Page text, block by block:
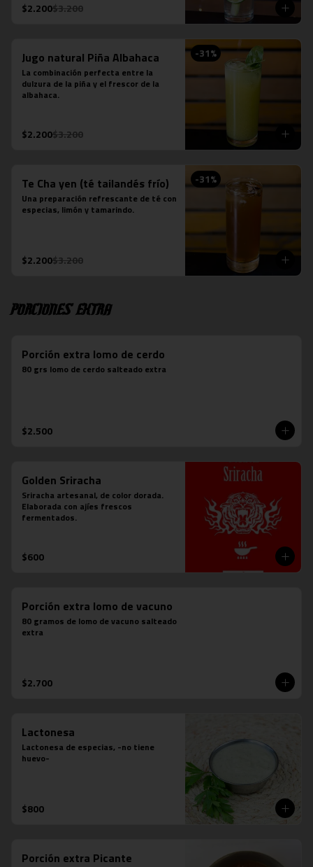
$2.200$3.200
-31%
Jugo natural Piña Albahaca
La combinación perfecta entre la
dulzura de la piña y el frescor de la
albahaca.
$2.200$3.200
-31%
Te Cha yen (té tailandés frío)
Una preparación refrescante de té con
especias, limón y tamarindo.
$2.200$3.200
Porciones Extra
Porción extra lomo de cerdo
80 grs lomo de cerdo salteado extra
$2.500
Golden Sriracha
Sriracha artesanal, de color dorada.
Elaborada con ajíes frescos
fermentados.
$600
Porción extra lomo de vacuno
80 gramos de lomo de vacuno salteado
extra
$2.700
Lactonesa
Lactonesa de especias, -no tiene
huevo-
$800
Porción extra Picante